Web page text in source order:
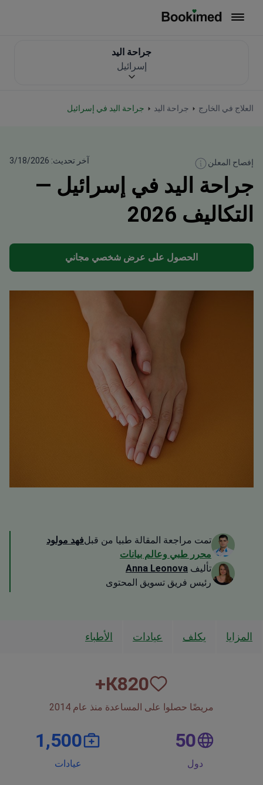
العلاج في الخارج جراحة اليد جراحة اليد في إسرائيل
جراحة اليد
إسرائيل
إفصاح المعلن آخر تحديث: 3/18/2026
جراحة اليد في إسرائيل —
التكاليف 2026
الحصول على عرض شخصي مجاني
تمت مراجعة المقالة طبيا من قبلفهد مولود
محرر طبي وعالم بيانات
تأليف Anna Leonova
رئيس فريق تسويق المحتوى
المزايا يكلف عيادات الأطباء
820
К+
مريضًا حصلوا على المساعدة منذ عام 2014
50
دول
1,500
عيادات